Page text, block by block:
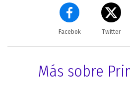
Facebok Twitter
Más sobre